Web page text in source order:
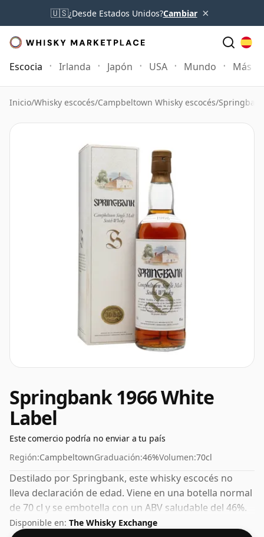
🇺🇸¿Desde Estados Unidos?Cambiar ×
Escocia Irlanda Japón USA Mundo Más
Inicio/Whisky escocés/Campbeltown Whisky escocés/
Springbank 1966 White
Label
Este comercio podría no enviar a tu país
Región:CampbeltownGraduación:46%Volumen:70cl
Destilado por Springbank, este whisky escocés no
lleva declaración de edad. Viene en una botella normal
de 70 cl y se embotella con un ABV saludable del 46%.
Disponible en: The Whisky Exchange